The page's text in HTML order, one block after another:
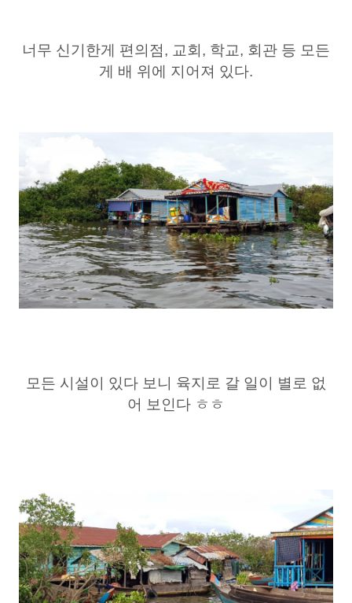
너무 신기한게 편의점, 교회, 학교, 회관 등 모든
게 배 위에 지어져 있다.
모든 시설이 있다 보니 육지로 갈 일이 별로 없
어 보인다 ㅎㅎ